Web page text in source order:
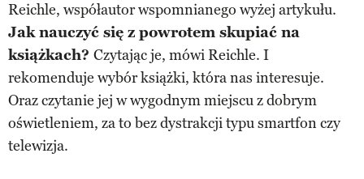
Reichle, współautor wspomnianego wyżej artykułu.
Jak nauczyć się z powrotem skupiać na
książkach? Czytając je, mówi Reichle. I
rekomenduje wybór książki, która nas interesuje.
Oraz czytanie jej w wygodnym miejscu z dobrym
oświetleniem, za to bez dystrakcji typu smartfon czy
telewizja.